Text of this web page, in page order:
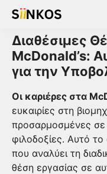
Skip
content
Διαθέσιμες
McDonald’s:
για την
Οι καριέρες στα
ευκαιρίες στη
προσαρμοσμένες σε
φιλοδοξίες. Αυτό
που αναλύει τη
θέση εργασίας σε